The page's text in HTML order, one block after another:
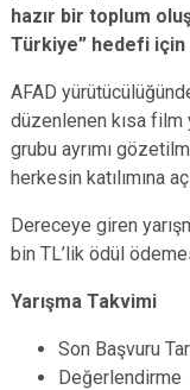
hazır bir toplum
Türkiye” hedefi için
AFAD
düzenlenen kısa film
grubu ayrımı
herkesin katılımına
Dereceye giren
bin TL’lik ödül
Yarışma Takvimi
Son